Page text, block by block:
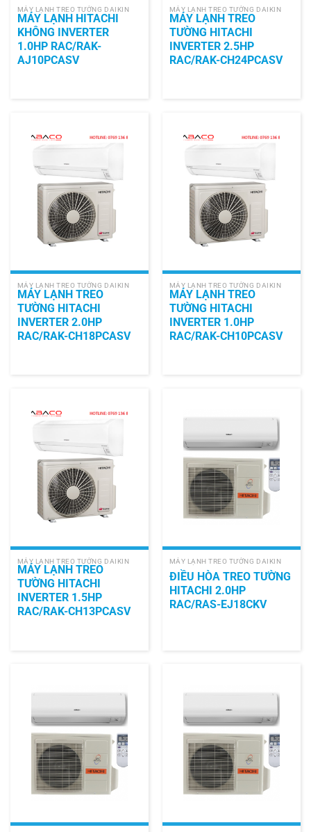
MÁY LẠNH TREO TƯỜNG DAIKIN
MÁY LẠNH HITACHI
KHÔNG INVERTER
1.0HP RAC/RAK-
AJ10PCASV
MÁY LẠNH TREO TƯỜNG DAIKIN
MÁY LẠNH TREO
TƯỜNG HITACHI
INVERTER 2.5HP
RAC/RAK-CH24PCASV
MÁY LẠNH TREO TƯỜNG DAIKIN
MÁY LẠNH TREO
TƯỜNG HITACHI
INVERTER 2.0HP
RAC/RAK-CH18PCASV
MÁY LẠNH TREO TƯỜNG DAIKIN
MÁY LẠNH TREO
TƯỜNG HITACHI
INVERTER 1.0HP
RAC/RAK-CH10PCASV
MÁY LẠNH TREO TƯỜNG DAIKIN
MÁY LẠNH TREO
TƯỜNG HITACHI
INVERTER 1.5HP
RAC/RAK-CH13PCASV
MÁY LẠNH TREO TƯỜNG DAIKIN
ĐIỀU HÒA TREO TƯỜNG
HITACHI 2.0HP
RAC/RAS-EJ18CKV